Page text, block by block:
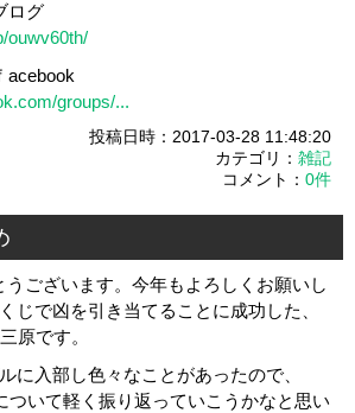
ログ
ouwv60th/
acebook
groups/...
投稿日時：2017-03-28 11:48:20
カテゴリ： 雑記
コメント： 0件
うございます。今年もよろしくお願いし
じで凶を引き当てることに成功した、
原です。
に入部し色々なことがあったので、
ついて軽く振り返っていこうかなと思い